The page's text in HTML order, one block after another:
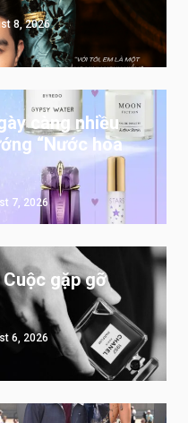
8, 2026
càng nhiều
“Nước hoa
7, 2026
gặp gỡ
6, 2026